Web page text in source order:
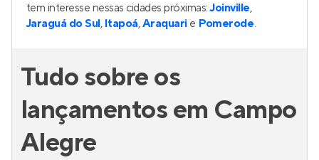
tem interesse nessas cidades próximas:Joinville,
Jaraguá do Sul, Itapoá,Araquari e Pomerode.
Tudo sobre os
lançamentos em Campo
Alegre